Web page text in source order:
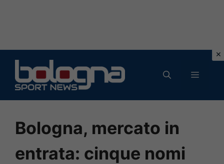
contenuto
MENU
Bologna, mercato in
entrata: cinque nomi